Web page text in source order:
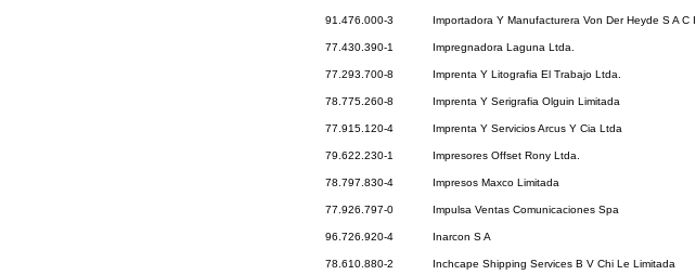
91.476.000-3 Importadora Y Manufacturera Von Der Heyde S A C I
77.430.390-1 Impregnadora Laguna Ltda.
77.293.700-8 Imprenta Y Litografia El Trabajo Ltda.
78.775.260-8 Imprenta Y Serigrafia Olguin Limitada
77.915.120-4 Imprenta Y Servicios Arcus Y Cia Ltda
79.622.230-1 Impresores Offset Rony Ltda.
78.797.830-4 Impresos Maxco Limitada
77.926.797-0 Impulsa Ventas Comunicaciones Spa
96.726.920-4 Inarcon S A
78.610.880-2 Inchcape Shipping Services B V Chi Le Limitada